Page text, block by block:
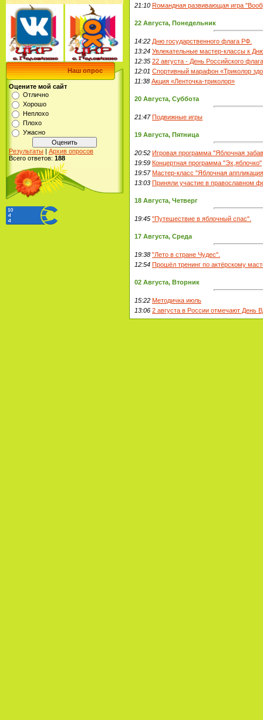
Наш опрос
Оцените мой сайт
Отлично
Хорошо
Неплохо
Плохо
Ужасно
Результаты | Архив опросов
Всего ответов: 188
21:10 Rомандная развивающая игра
22 Августа, Понедельник
14:22 Дню государственного флага РФ.
13:24 Увлекательные мастер-классы к
12:35 22 августа - День Российского
12:01 Спортивный марафон «Триколор
11:38 Акция «Ленточка-триколор»
20 Августа, Суббота
21:47 Подвижные игры
19 Августа, Пятница
20:52 Игровая программа "Яблочная
19:59 Концертная программа "Эх,яблочко"
19:57 Мастер-класс "Яблочная
13:03 Приняли участие в православном
18 Августа, Четверг
19:45 "Путешествие в яблочный спас".
17 Августа, Среда
19:38 "Лето в стране Чудес".
12:54 Прошёл тренинг по актёрскому
02 Августа, Вторник
15:22 Методичка июль
13:06 2 августа в России отмечают День